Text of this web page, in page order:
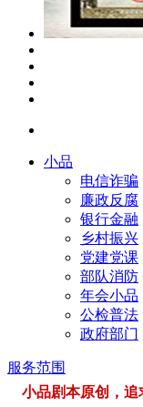
小品
电信诈骗
廉政反腐
银行金融
乡村振兴
党建党课
部队消防
年会小品
公检普法
政府部门
服务范围
小品剧本原创，